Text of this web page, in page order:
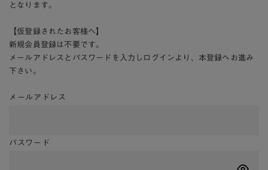
となります。
【仮登録されたお客様へ】
新規会員登録は不要です。
メールアドレスとパスワードを入力しログインより、本登録へお進み
下さい。
メールアドレス
パスワード